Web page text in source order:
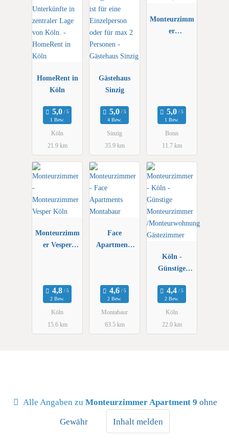
HomeRent in
Köln
1 Bew.
Köln
21.9 km
Gästehaus
Sinzig
4 Bew.
Sinzig
35.9 km
Monteurzimm
er
1 Bew.
Bonn
11.7 km
Monteurzimm
er Vesper
2 Bew.
Köln
15.6 km
Face
Apartments
2 Bew.
Montabaur
63.5 km
Köln -
Günstige
er
/Monteurwoh
nung
Gästezimmer
2 Bew.
Köln
22.0 km
Alle Angaben zu Monteurzimmer Apartment 9 ohne
Gewähr
Inhalt melden